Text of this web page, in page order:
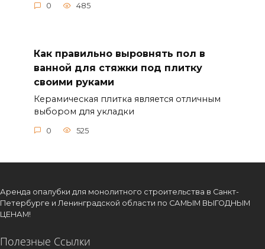
0 485
Как правильно выровнять пол в
ванной для стяжки под плитку
своими руками
Керамическая плитка является отличным
выбором для укладки
0 525
Аренда опалубки для монолитного строительства в Санкт-
Петербурге и Ленинградской области по САМЫМ ВЫГОДНЫМ
ЦЕНАМ!
Полезные Ссылки